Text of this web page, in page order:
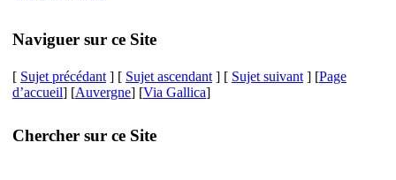
Naviguer sur ce Site
[ Sujet précédant ] [ Sujet ascendant ] [ Sujet suivant ] [Page
d’accueil] [Auvergne] [Via Gallica]
Chercher sur ce Site